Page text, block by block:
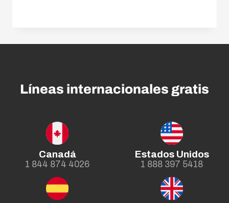
Líneas internacionales gratis
Canadá
1 844 874 4026
Estados Unidos
1 888 397 5418